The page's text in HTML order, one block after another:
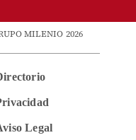
MILENIO 2026
Legal